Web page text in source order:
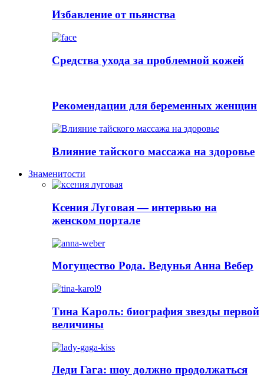
Избавление от пьянства
Cредства ухода за проблемной кожей
Рекомендации для беременных женщин
Влияние тайского массажа на здоровье
Знаменитости
Ксения Луговая — интервью на
женском портале
Могущество Рода. Ведунья Анна Вебер
Тина Кароль: биография звезды первой
величины
Леди Гага: шоу должно продолжаться